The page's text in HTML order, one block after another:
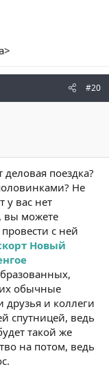
#20
поездка?
Не
у вас нет
вы можете
с ней
Новый
обычные
и коллеги
спутницей, ведь
такой же
на потом, ведь